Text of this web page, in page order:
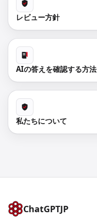
レビュー方針
AIの答えを確認する方法
私たちについて
ChatGPTJP